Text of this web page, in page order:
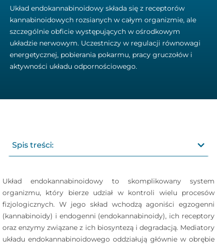
Układ endokannabinoidowy składa się z receptorów
kannabinoidowych rozsianych w całym organizmie, ale
szczególnie obficie występujących w ośrodkowym
układzie nerwowym. Uczestniczy w regulacji równowagi
energetycznej, pobierania pokarmu, pracy gruczołów i
aktywności układu odpornościowego.
Spis treści:
Układ endokannabinoidowy to skomplikowany system
organizmu, który bierze udział w kontroli wielu procesów
fizjologicznych. W jego skład wchodzą agoniści egzogenni
(kannabinoidy) i endogenni (endokannabinoidy), ich receptory
oraz enzymy związane z ich biosyntezą i degradacją. Mediatory
układu endokannabinoidowego oddziałują głównie w obrębie